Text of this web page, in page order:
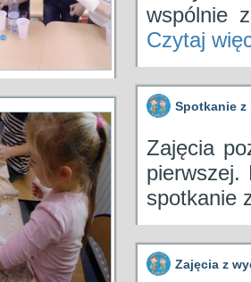
wspólnie
Czytaj
Spotkanie z
Zajęcia
pierwszej.
spotkanie
Zajęcia z